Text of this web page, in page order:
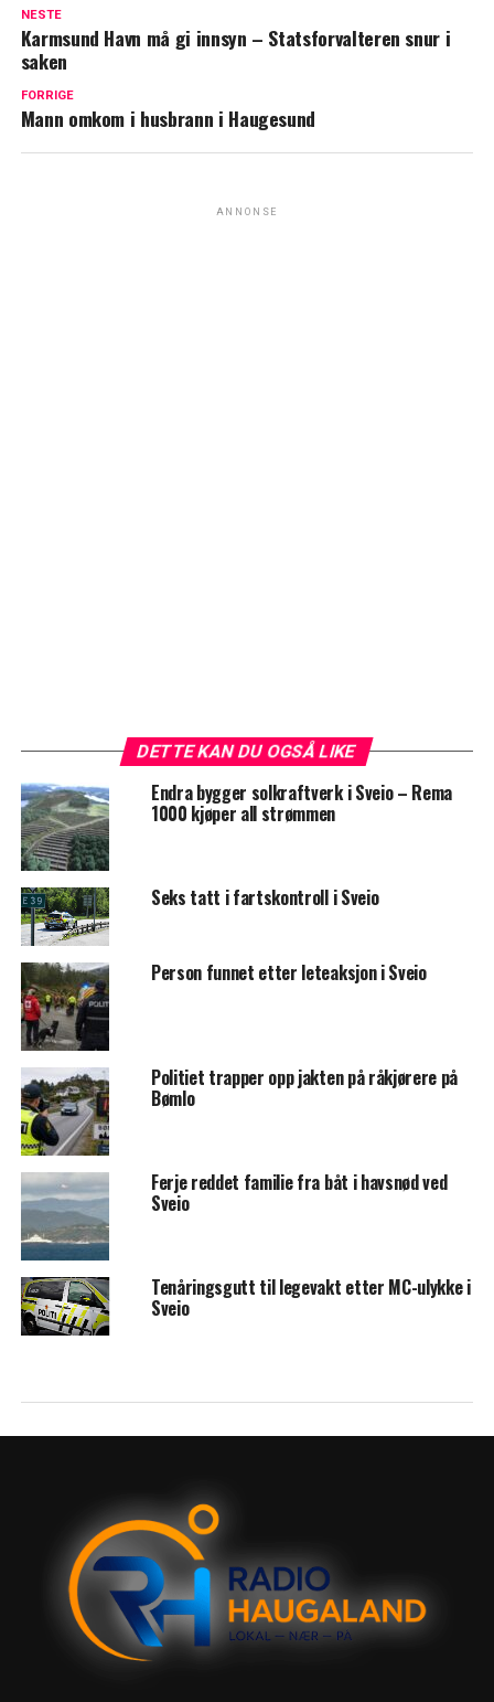
NESTE
Karmsund Havn må gi innsyn – Statsforvalteren snur i
saken
FORRIGE
Mann omkom i husbrann i Haugesund
ANNONSE
DETTE KAN DU OGSÅ LIKE
Endra bygger solkraftverk i Sveio – Rema
1000 kjøper all strømmen
Seks tatt i fartskontroll i Sveio
Person funnet etter leteaksjon i Sveio
Politiet trapper opp jakten på råkjørere på
Bømlo
Ferje reddet familie fra båt i havsnød ved
Sveio
Tenåringsgutt til legevakt etter MC-ulykke i
Sveio